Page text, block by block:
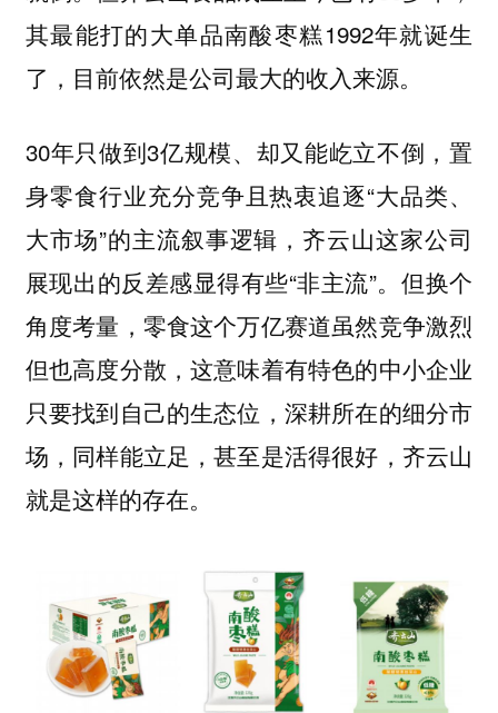
其最能打的大单品南酸枣糕1992年就诞生
了，目前依然是公司最大的收入来源。
30年只做到3亿规模、却又能屹立不倒，置
身零食行业充分竞争且热衷追逐“大品类、
大市场”的主流叙事逻辑，齐云山这家公司
展现出的反差感显得有些“非主流”。但换个
角度考量，零食这个万亿赛道虽然竞争激烈
但也高度分散，这意味着有特色的中小企业
只要找到自己的生态位，深耕所在的细分市
场，同样能立足，甚至是活得很好，齐云山
就是这样的存在。